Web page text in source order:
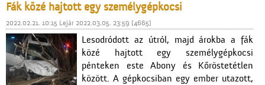
Fák közé hajtott egy személygépkocsi
2022.02.21. 10:15 Lejár 2022.03.05. 23:59 [4665]
Lesodródott az útról, majd árokba a fák
közé hajtott egy személygépkocsi
pénteken este Abony és Kőröstetétlen
között. A gépkocsiban egy ember utazott,